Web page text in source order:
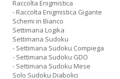
Raccolta Enigmistica
- Raccolta Enigmistica Gigante
Schemi in Bianco
Settimana Logika
Settimana Sudoku
- Settimana Sudoku Compiega
- Settimana Sudoku GDO
- Settimana Sudoku Mese
Solo Sudoku Diabolici